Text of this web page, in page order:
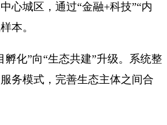
心城区，通过“金融+科技”“内
本。
化”向“生态共建”升级。系统整
务模式，完善生态主体之间合